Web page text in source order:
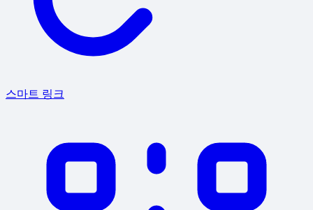
스마트 링크